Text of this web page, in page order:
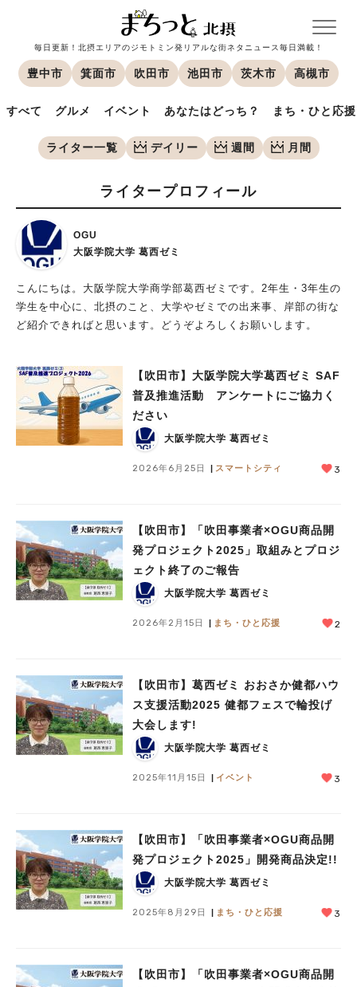
毎日更新！北摂エリアのジモトミン発リアルな街ネタニュース毎日満載！
豊中市 箕面市 吹田市 池田市 茨木市 高槻市
すべて グルメ イベント あなたはどっち？ まち・ひと応援
ライター一覧 デイリー 週間 月間
ライタープロフィール
OGU
大阪学院大学 葛西ゼミ
こんにちは。大阪学院大学商学部葛西ゼミです。2年生・3年生の
学生を中心に、北摂のこと、大学やゼミでの出来事、岸部の街な
ど紹介できればと思います。どうぞよろしくお願いします。
【吹田市】大阪学院大学葛西ゼミ SAF
普及推進活動 アンケートにご協力く
ださい
大阪学院大学 葛西ゼミ
2026年6月25日 スマートシティ 3
【吹田市】「吹田事業者×OGU商品開
発プロジェクト2025」取組みとプロジ
ェクト終了のご報告
大阪学院大学 葛西ゼミ
2026年2月15日 まち・ひと応援 2
【吹田市】葛西ゼミ おおさか健都ハウ
ス支援活動2025 健都フェスで輪投げ
大会します!
大阪学院大学 葛西ゼミ
2025年11月15日 イベント 3
【吹田市】「吹田事業者×OGU商品開
発プロジェクト2025」開発商品決定!!
大阪学院大学 葛西ゼミ
2025年8月29日 まち・ひと応援 3
【吹田市】「吹田事業者×OGU商品開